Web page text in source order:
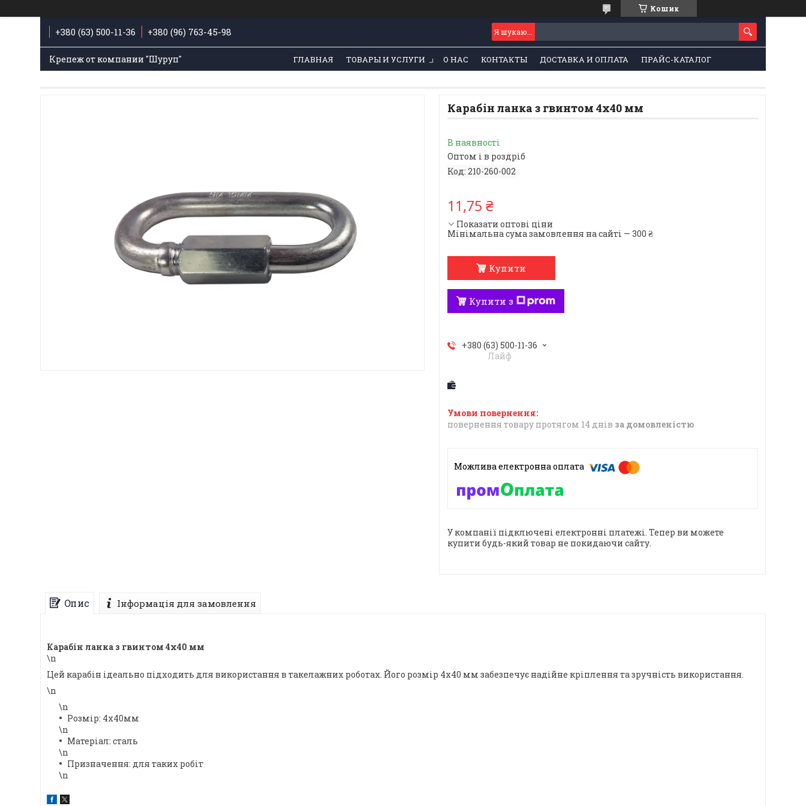
Кошик
+380 (63) 500-11-36 +380 (96) 763-45-98
Крепеж от компании "Шуруп" ГЛАВНАЯ ТОВАРЫ И УСЛУГИ О НАС КОНТАКТЫ ДОСТАВКА И ОПЛАТА ПРАЙС-КАТАЛОГ
Карабін ланка з гвинтом 4х40 мм
В наявності
Оптом і в роздріб
Код: 210-260-002
11,75 ₴
Показати оптові ціни
Мінімальна сума замовлення на сайті — 300 ₴
Купити
Купити з
+380 (63) 500-11-36
Лайф
повернення товару протягом 14 днів за домовленістю
У компанії підключені електронні платежі. Тепер ви можете
купити будь-який товар не покидаючи сайту.
Опис Інформація для замовлення
Карабін ланка з гвинтом 4х40 мм
\n
Цей карабін ідеально підходить для використання в такелажних роботах. Його розмір 4х40 мм забезпечує надійне кріплення та зручність використання.
\n
\n
Розмір: 4х40мм
\n
Матеріал: сталь
\n
Призначення: для таких робіт
\n